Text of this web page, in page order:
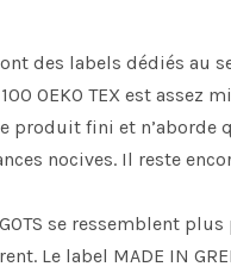
sont des labels dédiés au
OEKO TEX est assez
produit fini et n’aborde
nocives. Il reste
se ressemblent plus
Le label MADE IN